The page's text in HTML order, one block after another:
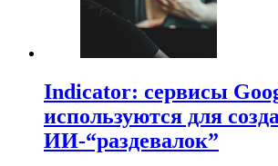
Indicator: сервисы
используются для
ИИ-“раздевалок”